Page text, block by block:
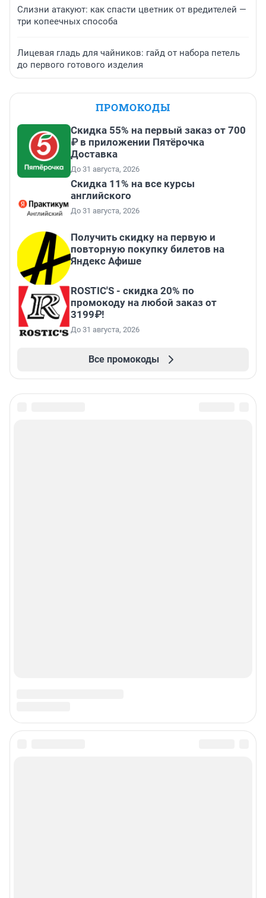
Слизни атакуют: как спасти цветник от вредителей —
три копеечных способа
Лицевая гладь для чайников: гайд от набора петель
до первого готового изделия
ПРОМОКОДЫ
Скидка 55% на первый заказ от 700
₽ в приложении Пятёрочка
Доставка
До 31 августа, 2026
Скидка 11% на все курсы
английского
До 31 августа, 2026
Получить скидку на первую и
повторную покупку билетов на
Яндекс Афише
ROSTIC'S - скидка 20% по
промокоду на любой заказ от
3199₽!
До 31 августа, 2026
Все промокоды